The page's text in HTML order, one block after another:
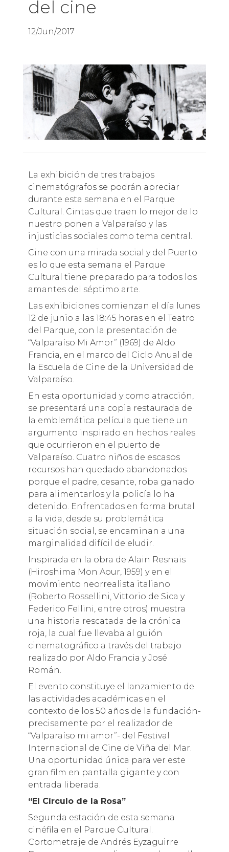
del cine
12/Jun/2017
La exhibición de tres trabajos
cinematógrafos se podrán apreciar
durante esta semana en el Parque
Cultural. Cintas que traen lo mejor de lo
nuestro ponen a Valparaíso y las
injusticias sociales como tema central.
Cine con una mirada social y del Puerto
es lo que esta semana el Parque
Cultural tiene preparado para todos los
amantes del séptimo arte.
Las exhibiciones comienzan el día lunes
12 de junio a las 18:45 horas en el Teatro
del Parque, con la presentación de
“Valparaíso Mi Amor” (1969) de Aldo
Francia, en el marco del Ciclo Anual de
la Escuela de Cine de la Universidad de
Valparaíso.
En esta oportunidad y como atracción,
se presentará una copia restaurada de
la emblemática película que tiene un
argumento inspirado en hechos reales
que ocurrieron en el puerto de
Valparaíso. Cuatro niños de escasos
recursos han quedado abandonados
porque el padre, cesante, roba ganado
para alimentarlos y la policía lo ha
detenido. Enfrentados en forma brutal
a la vida, desde su problemática
situación social, se encaminan a una
marginalidad difícil de eludir.
Inspirada en la obra de Alain Resnais
(Hiroshima Mon Aour, 1959) y en el
movimiento neorrealista italiano
(Roberto Rossellini, Vittorio de Sica y
Federico Fellini, entre otros) muestra
una historia rescatada de la crónica
roja, la cual fue llevaba al guión
cinematográfico a través del trabajo
realizado por Aldo Francia y José
Román.
El evento constituye el lanzamiento de
las actividades académicas en el
contexto de los 50 años de la fundación-
precisamente por el realizador de
“Valparaíso mi amor”- del Festival
Internacional de Cine de Viña del Mar.
Una oportunidad única para ver este
gran film en pantalla gigante y con
entrada liberada.
“El Círculo de la Rosa”
Segunda estación de esta semana
cinéfila en el Parque Cultural.
Cortometraje de Andrés Eyzaguirre